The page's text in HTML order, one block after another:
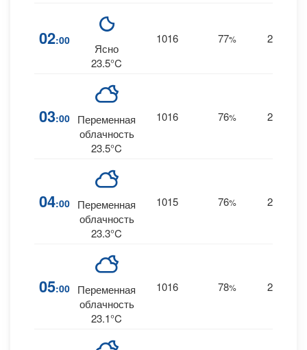
02:00
Ясно
23.5°C
1016 77% 24
03:00
Переменная
облачность
23.5°C
1016 76% 24
04:00
Переменная
облачность
23.3°C
1015 76% 22
05:00
Переменная
облачность
23.1°C
1016 78% 21